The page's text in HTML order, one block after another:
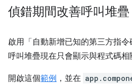
偵錯期間改善呼叫堆疊
啟用「自動新增已知的第三方指令
呼叫堆疊現在只會顯示與程式碼相
開啟這個範例 ，並在